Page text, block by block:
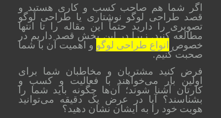
اگر شما هم صاحب کسب و کاری هستید و
قصد طراحی لوگو نوشتاری یا طراحی لوگو
تصویری را دارید حتماً این مقاله را تا انتها
مطالعه کنید. زیرا در این بخش قصد داریم در
خصوص انواع طراحی لوگو و اهمیت آن با شما
صحبت کنیم.
فرض کنید مشتریان و مخاطبان شما برای
اولین بار می‌خواهند با فعالیت و کسب و
کارتان آشنا شوند؛ آن‌ها چگونه باید شما را
بشناسند؟ آیا در عرض یک دقیقه می‌توانید
هویت خود را به ایشان نشان دهید؟